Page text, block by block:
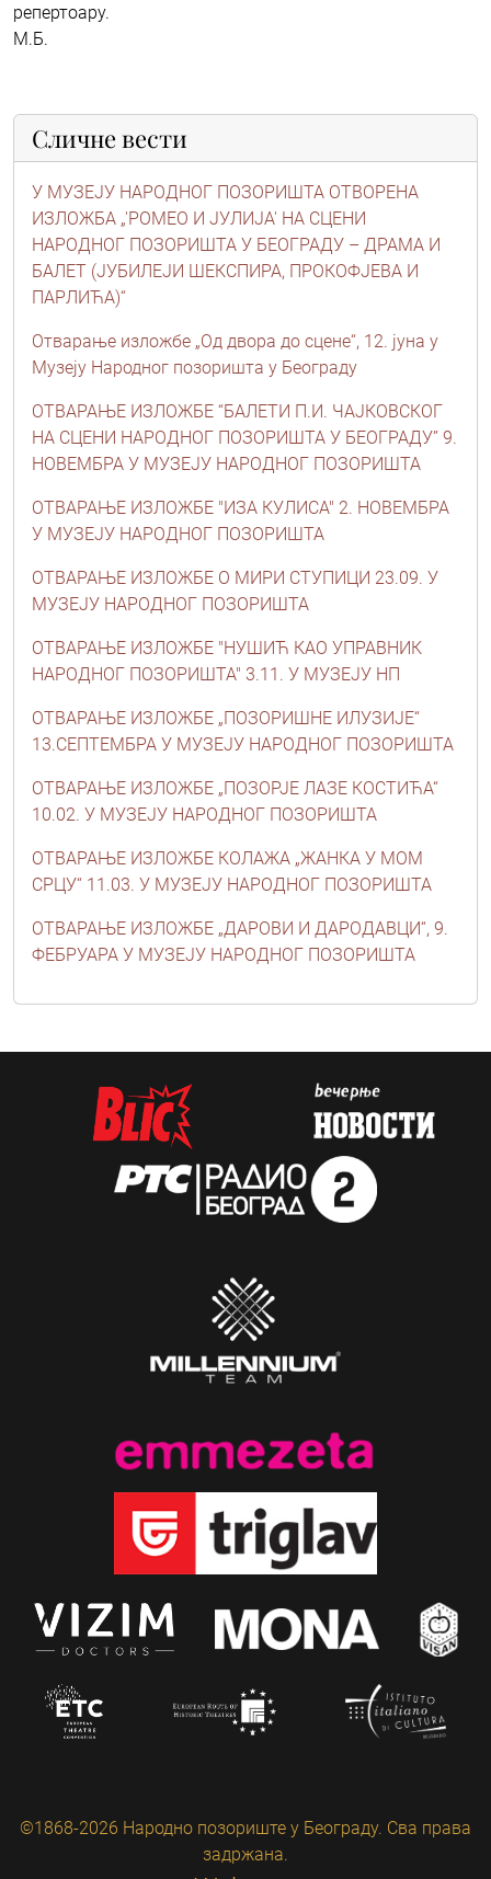
репертоару.
М.Б.
Сличне вести
У МУЗЕЈУ НАРОДНОГ ПОЗОРИШТА ОТВОРЕНА
ИЗЛОЖБА „'РОМЕО И ЈУЛИЈА' НА СЦЕНИ
НАРОДНОГ ПОЗОРИШТА У БЕОГРАДУ – ДРАМА И
БАЛЕТ (ЈУБИЛЕЈИ ШЕКСПИРА, ПРОКОФЈЕВА И
ПАРЛИЋА)“
Отварање изложбе „Од двора до сцене“, 12. јуна у
Музеју Народног позоришта у Београду
ОТВАРАЊЕ ИЗЛОЖБЕ “БАЛЕТИ П.И. ЧАЈКОВСКОГ
НА СЦЕНИ НАРОДНОГ ПОЗОРИШТА У БЕОГРАДУ” 9.
НОВЕМБРА У МУЗЕЈУ НАРОДНОГ ПОЗОРИШТА
ОТВАРАЊЕ ИЗЛОЖБЕ "ИЗА КУЛИСА" 2. НОВЕМБРА
У МУЗЕЈУ НАРОДНОГ ПОЗОРИШТА
ОТВАРАЊЕ ИЗЛОЖБЕ О МИРИ СТУПИЦИ 23.09. У
МУЗЕЈУ НАРОДНОГ ПОЗОРИШТА
ОТВАРАЊЕ ИЗЛОЖБЕ "НУШИЋ КАО УПРАВНИК
НАРОДНОГ ПОЗОРИШТА" 3.11. У МУЗЕЈУ НП
ОТВАРАЊЕ ИЗЛОЖБЕ „ПОЗОРИШНЕ ИЛУЗИЈЕ“
13.СЕПТЕМБРА У МУЗЕЈУ НАРОДНОГ ПОЗОРИШТА
ОТВАРАЊЕ ИЗЛОЖБЕ „ПОЗОРЈЕ ЛАЗЕ КОСТИЋА“
10.02. У МУЗЕЈУ НАРОДНОГ ПОЗОРИШТА
ОТВАРАЊЕ ИЗЛОЖБЕ КОЛАЖА „ЖАНКА У МОМ
СРЦУ“ 11.03. У МУЗЕЈУ НАРОДНОГ ПОЗОРИШТА
ОТВАРАЊЕ ИЗЛОЖБЕ „ДАРОВИ И ДАРОДАВЦИ“, 9.
ФЕБРУАРА У МУЗЕЈУ НАРОДНОГ ПОЗОРИШТА
©1868-2026 Народно позориште у Београду. Сва права
задржана.